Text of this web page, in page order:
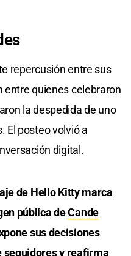
repercusión entre sus
entre quienes celebraron
la despedida de uno
El posteo volvió a
digital.
de Hello Kitty marca
pública deCande
sus decisiones
seguidores y reafirma